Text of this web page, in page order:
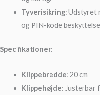
Tyverisikring: Udstyret
og PIN-kode
Specifikationer:
Klippebredde: 20 cm
Klippehøjde: Justerbar